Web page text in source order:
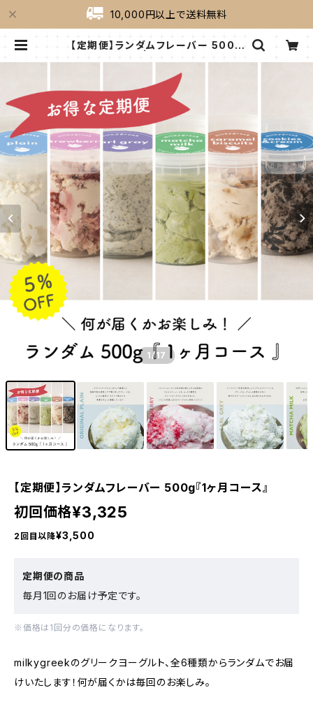
10,000円以上で送料無料
【定期便】ランダムフレーバー 500g
1 /17
【定期便】ランダムフレーバー 500g『1ヶ月コース』
初回価格¥3,325
2回目以降¥3,500
定期便の商品
毎月1回のお届け予定です。
※価格は1回分の価格になります。
milkygreekのグリークヨーグルト、全6種類からランダムでお届
けいたします！何が届くかは毎回のお楽しみ。